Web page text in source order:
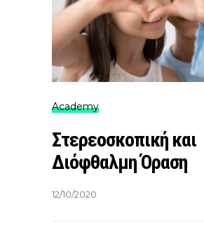
Academy
Στερεοσκοπική και
Διόφθαλμη Όραση
12/10/2020